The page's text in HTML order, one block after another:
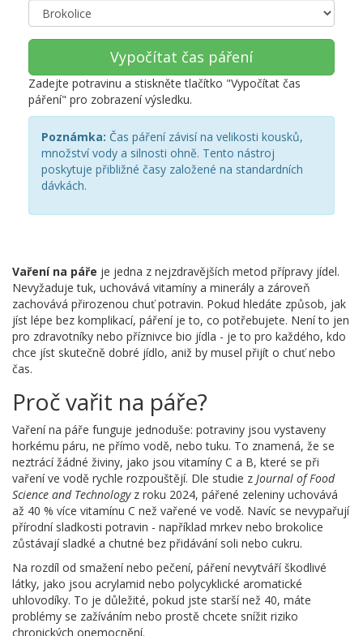
Vypočítat čas páření
Zadejte potravinu a stiskněte tlačítko "Vypočítat čas
páření" pro zobrazení výsledku.
Poznámka: Čas páření závisí na velikosti kousků,
množství vody a silnosti ohně. Tento nástroj
poskytuje přibližné časy založené na standardních
dávkách.
Vaření na páře je jedna z nejzdravějších metod přípravy jídel.
Nevyžaduje tuk, uchovává vitamíny a minerály a zároveň
zachovává přirozenou chuť potravin. Pokud hledáte způsob, jak
jíst lépe bez komplikací, páření je to, co potřebujete. Není to jen
pro zdravotníky nebo příznivce bio jídla - je to pro každého, kdo
chce jíst skutečně dobré jídlo, aniž by musel přijít o chuť nebo
čas.
Proč vařit na páře?
Vaření na páře funguje jednoduše: potraviny jsou vystaveny
horkému páru, ne přímo vodě, nebo tuku. To znamená, že se
neztrácí žádné živiny, jako jsou vitamíny C a B, které se při
vaření ve vodě rychle rozpouštějí. Dle studie z Journal of Food
Science and Technologyz roku 2024, pářené zeleniny uchovává
až 40 % více vitamínu C než vařené ve vodě. Navíc se nevypařují
přírodní sladkosti potravin - například mrkev nebo brokolice
zůstávají sladké a chutné bez přidávání soli nebo cukru.
Na rozdíl od smažení nebo pečení, páření nevytváří škodlivé
látky, jako jsou acrylamid nebo polycyklické aromatické
uhlovodíky. To je důležité, pokud jste starší než 40, máte
problémy se zažíváním nebo prostě chcete snížit riziko
chronických onemocnění.